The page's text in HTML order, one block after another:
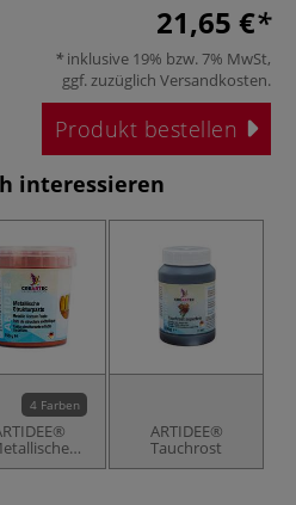
21,65 €
inklusive 19% bzw. 7% MwSt,
ggf. zuzüglich Versandkosten.
Produkt bestellen
interessieren
4 Farben
ARTIDEE®
Tauchrost